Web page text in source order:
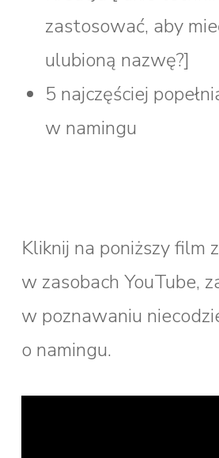
zastosować, aby
ulubioną nazwę?]
5 najczęściej
w namingu
Kliknij na poniższy film
w zasobach YouTube,
w poznawaniu
o namingu.